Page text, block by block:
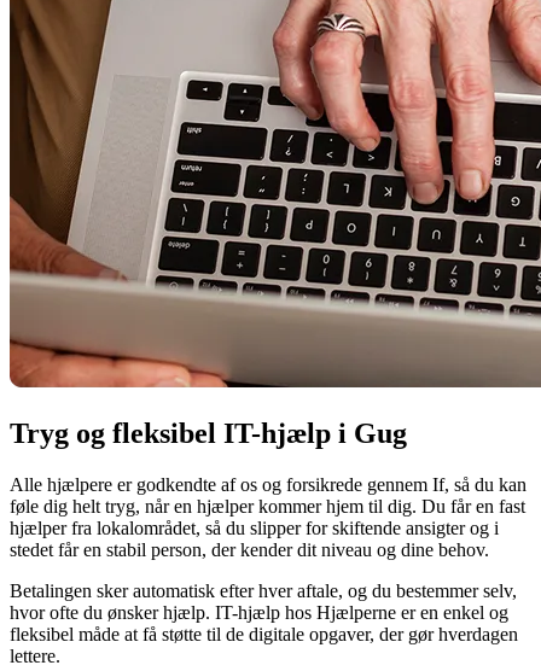
Tryg og fleksibel IT-hjælp i Gug
Alle hjælpere er godkendte af os og forsikrede gennem If, så du kan
føle dig helt tryg, når en hjælper kommer hjem til dig. Du får en fast
hjælper fra lokalområdet, så du slipper for skiftende ansigter og i
stedet får en stabil person, der kender dit niveau og dine behov.
Betalingen sker automatisk efter hver aftale, og du bestemmer selv,
hvor ofte du ønsker hjælp. IT-hjælp hos Hjælperne er en enkel og
fleksibel måde at få støtte til de digitale opgaver, der gør hverdagen
lettere.